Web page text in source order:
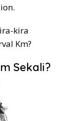
kira
Km?
Sekali?